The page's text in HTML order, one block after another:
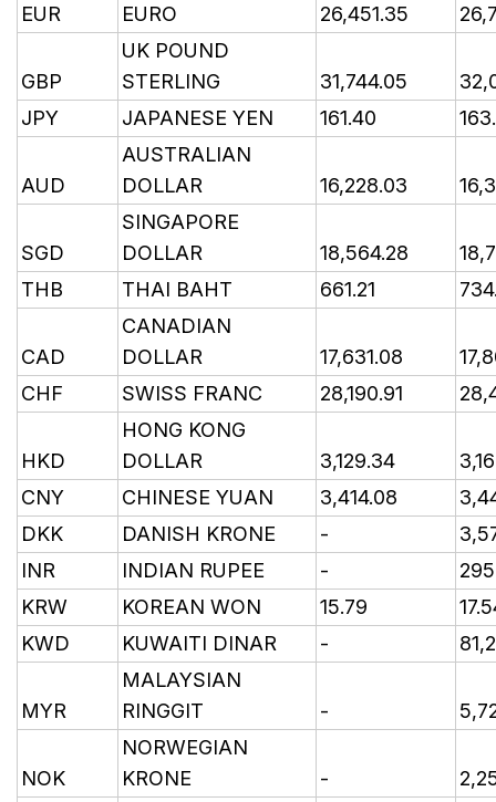
EUR
EURO 26,451.35
GBP
UK POUND
STERLING
31,744.05
JPY
JAPANESE YEN 161.40
AUD
AUSTRALIAN
DOLLAR
16,228.03
SGD
SINGAPORE
DOLLAR
18,564.28
THB
THAI BAHT 661.21
CAD
CANADIAN
DOLLAR
17,631.08
CHF
SWISS FRANC 28,190.91
HKD
HONG KONG
DOLLAR
3,129.34
CNY
CHINESE YUAN 3,414.08
DKK
DANISH KRONE -
INR
INDIAN RUPEE -
KRW
KOREAN WON 15.79
KWD
KUWAITI DINAR -
MYR
MALAYSIAN
RINGGIT
-
NOK
NORWEGIAN
KRONE
-